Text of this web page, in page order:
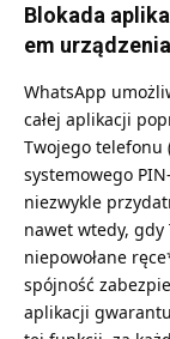
Blokada
em
WhatsApp
całej aplikacji
Twojego telefonu
systemowego
niezwykle
nawet wtedy,
niepowołane
spójność
aplikacji